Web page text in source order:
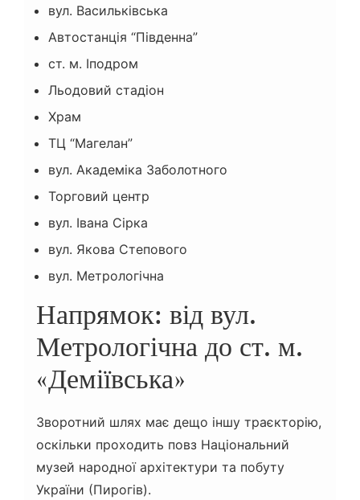
вул. Васильківська
Автостанція “Південна”
ст. м. Іподром
Льодовий стадіон
Храм
ТЦ “Магелан”
вул. Академіка Заболотного
Торговий центр
вул. Івана Сірка
вул. Якова Степового
вул. Метрологічна
Напрямок: від вул.
Метрологічна до ст. м.
«Деміївська»
Зворотний шлях має дещо іншу траєкторію,
оскільки проходить повз Національний
музей народної архітектури та побуту
України (Пирогів).